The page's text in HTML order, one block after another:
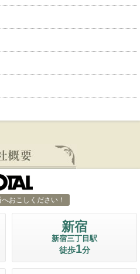
おこしください！
新宿
新宿三丁目駅
徒歩1分